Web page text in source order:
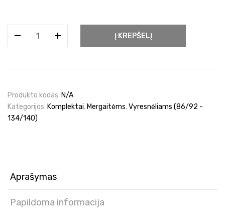
Į KREPŠELĮ
Produkto kodas: N/A
Kategorijos: Komplektai,Mergaitėms,Vyresnėliams (86/92 -
134/140)
Aprašymas
Papildoma informacija